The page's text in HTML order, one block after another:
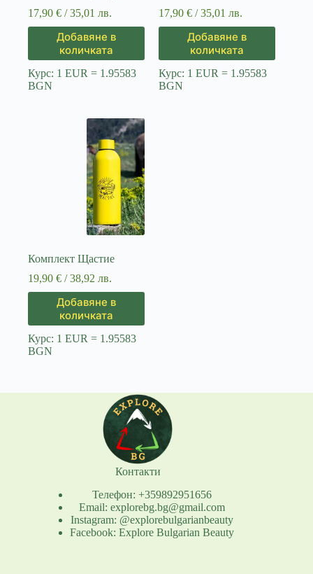
17,90 € / 35,01 лв.
Добавяне в
количката
Курс: 1 EUR = 1.95583
BGN
17,90€ / 35,01 лв.
Добавяне в
количката
Курс: 1 EUR = 1.95583
BGN
Комплект Щастие
19,90 € / 38,92 лв.
Добавяне в
количката
Курс: 1 EUR = 1.95583
BGN
Контакти
Телефон: +359892951656
Email: explorebg.bg@gmail.com
Instagram: @explorebulgarianbeauty
Facebook: Explore Bulgarian Beauty